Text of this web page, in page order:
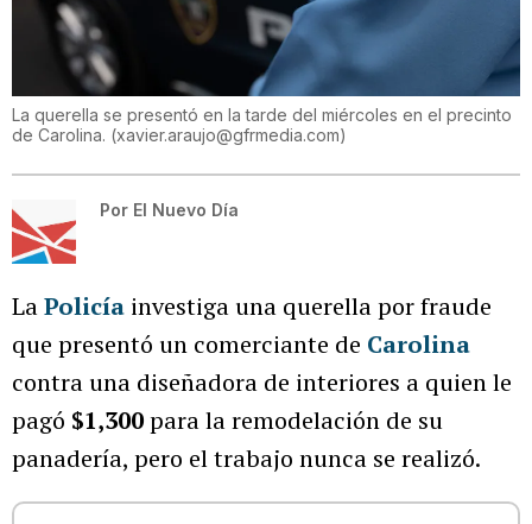
La querella se presentó en la tarde del miércoles en el precinto
de Carolina. (xavier.araujo@gfrmedia.com)
Por El Nuevo Día
LaPolicía investiga una querella por fraude
que presentó un comerciante de Carolina
contra una diseñadora de interiores a quien le
pagó $1,300para la remodelación de su
panadería, pero el trabajo nunca se realizó.